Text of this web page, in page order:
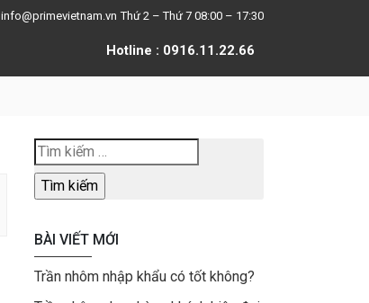
info@primevietnam.vn Thứ 2 – Thứ 7 08:00 – 17:30
Hotline : 0916.11.22.66
Tìm
kiếm
cho:
BÀI VIẾT MỚI
Trần nhôm nhập khẩu có tốt không?